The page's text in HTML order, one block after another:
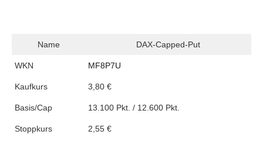
Name DAX-Capped-Put
WKN MF8P7U
Kaufkurs 3,80 €
Basis/Cap 13.100 Pkt. / 12.600 Pkt.
Stoppkurs 2,55 €